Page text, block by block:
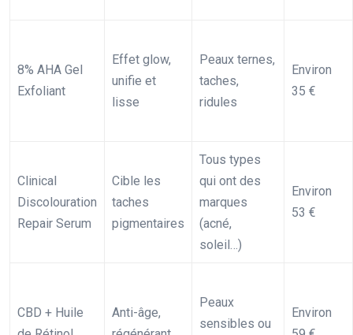
8% AHA Gel
Exfoliant
Effet glow,
unifie et
lisse
Peaux ternes,
taches,
ridules
Environ
35 €
Clinical
Discolouration
Repair Serum
Cible les
taches
pigmentaires
Tous types
qui ont des
marques
(acné,
soleil…)
Environ
53 €
CBD + Huile
Anti-âge,
Peaux
sensibles ou
Environ